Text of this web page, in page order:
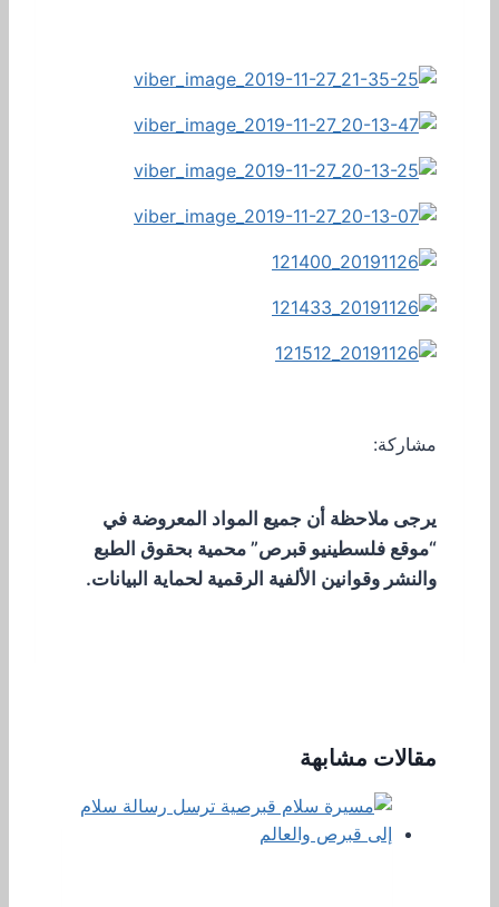
مشاركة:
يرجى ملاحظة أن جميع المواد المعروضة في
“موقع فلسطينيو قبرص” محمية بحقوق الطبع
والنشر وقوانين الألفية الرقمية لحماية البيانات.
مقالات مشابهة